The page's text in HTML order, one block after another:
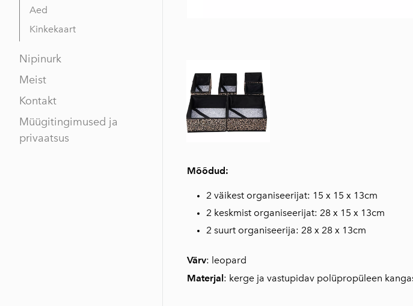
Aed
Kinkekaart
Nipinurk
Meist
Kontakt
Müügitingimused ja
privaatsus
Mõõdud:
2 väikest organiseerijat: 15 x 15 x 13cm
2 keskmist organiseerijat: 28 x 15 x 13cm
2 suurt organiseerija: 28 x 28 x 13cm
Värv: leopard
Materjal : kerge ja vastupidav polüpropüleen